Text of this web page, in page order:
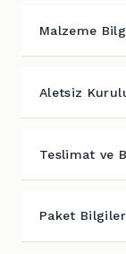
Malzeme
Aletsiz
Teslimat ve
Paket